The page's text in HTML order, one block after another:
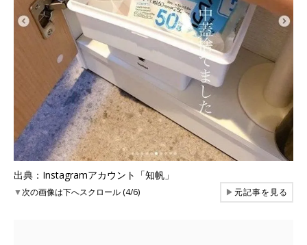
出典：Instagramアカウント「知帆」
▼次の画像は下へスクロール (4/6) ▶元記事を見る